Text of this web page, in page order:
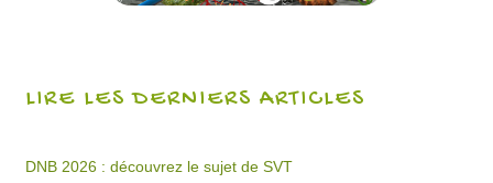
LIRE LES DERNIERS ARTICLES
DNB 2026 : découvrez le sujet de SVT